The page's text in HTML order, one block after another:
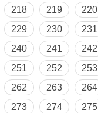
218 219 220
229 230 231
240 241 242
251 252 253
262 263 264
273 274 275